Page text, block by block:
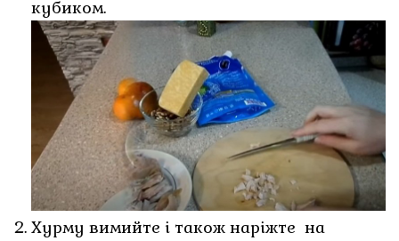
кубиком.
Хурму вимийте і також наріжте на